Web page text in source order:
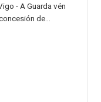
- A Guarda vén
de…